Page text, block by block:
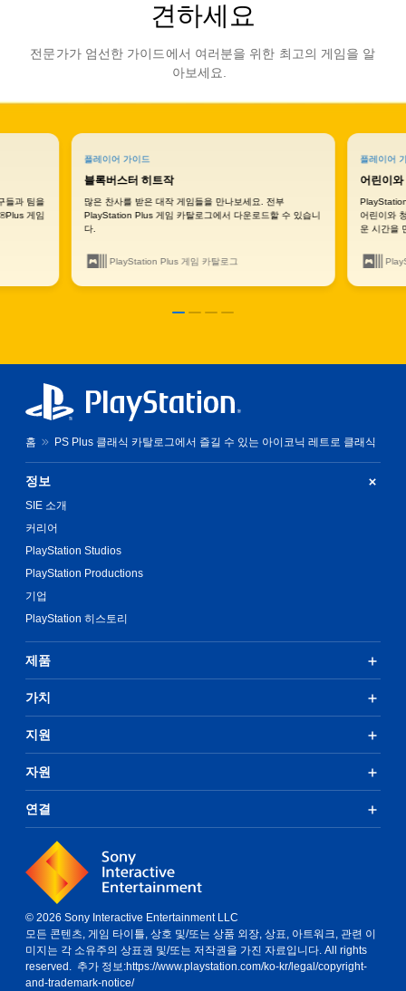
견하세요
전문가가 엄선한 가이드에서 여러분을 위한 최고의 게임을 알
아보세요.
플레이어 가이드
블록버스터 히트작
많은 찬사를 받은 대작 게임들을 만나보세요. 전부
PlayStation Plus 게임 카탈로그에서 다운로드할 수 있습니
다.
PlayStation Plus 게임 카탈로그
플레이어
어린이
어린이와
운 시간을
들과 팀을
게임
홈 PS Plus 클래식 카탈로그에서 즐길 수 있는 아이코닉 레트로 클래식
정보
SIE 소개
커리어
PlayStation Studios
PlayStation Productions
기업
PlayStation 히스토리
제품
가치
지원
자원
연결
© 2026 Sony Interactive Entertainment LLC
모든 콘텐츠, 게임 타이틀, 상호 및/또는 상품 외장, 상표, 아트워크, 관련 이
미지는 각 소유주의 상표권 및/또는 저작권을 가진 자료입니다. All rights
reserved. 추가 정보:https://www.playstation.com/ko-kr/legal/copyright-
and-trademark-notice/